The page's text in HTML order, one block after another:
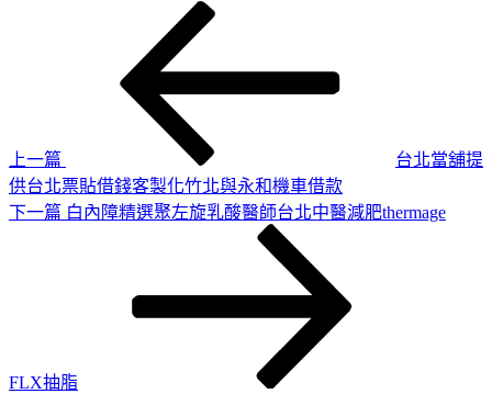
上一篇
台北當舖提
供台北票貼借錢客製化竹北與永和機車借款
下
下一篇 白內障精選聚左旋乳酸醫師台北中醫減肥thermage
FLX抽脂